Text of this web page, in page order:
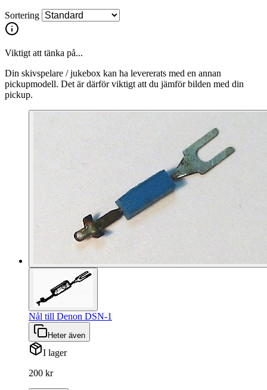
Sortering
Viktigt att tänka på...
Din skivspelare / jukebox kan ha levererats med en annan
pickupmodell. Det är därför viktigt att du jämför bilden med din
pickup.
Nål till Denon DSN-1
Heter även
I lager
200 kr